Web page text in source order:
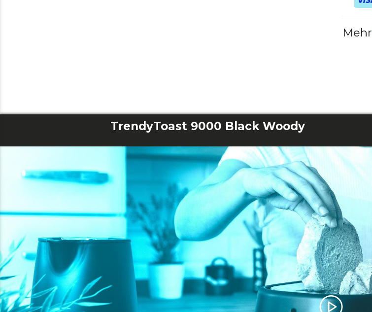
Mehr
TrendyToast 9000 Black Woody